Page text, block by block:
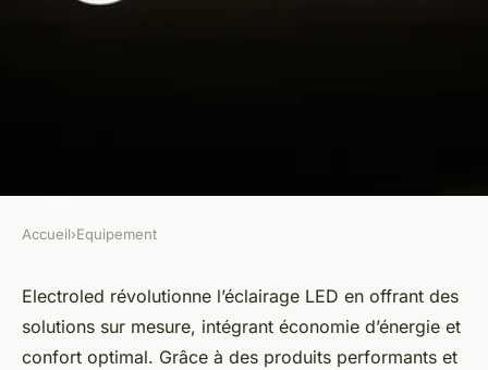
EQUIPEMENT
Electroled : votre solution
pour un éclairage led optimal
Accueil›Equipement
Electroled révolutionne l’éclairage LED en offrant des
solutions sur mesure, intégrant économie d’énergie et
confort optimal. Grâce à des produits performants et